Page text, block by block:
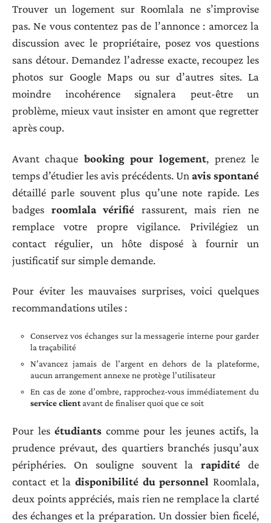
Trouver un logement sur Roomlala ne s’improvise
pas. Ne vous contentez pas de l’annonce : amorcez la
discussion avec le propriétaire, posez vos questions
sans détour. Demandez l’adresse exacte, recoupez les
photos sur Google Maps ou sur d’autres sites. La
moindre incohérence signalera peut-être un
problème, mieux vaut insister en amont que regretter
après coup.
Avant chaque booking pour logement, prenez le
temps d’étudier les avis précédents. Un avis spontané
détaillé parle souvent plus qu’une note rapide. Les
badges roomlala vérifié rassurent, mais rien ne
remplace votre propre vigilance. Privilégiez un
contact régulier, un hôte disposé à fournir un
justificatif sur simple demande.
Pour éviter les mauvaises surprises, voici quelques
recommandations utiles :
Conservez vos échanges sur la messagerie interne pour garder
la traçabilité
N’avancez jamais de l’argent en dehors de la plateforme,
aucun arrangement annexe ne protège l’utilisateur
En cas de zone d’ombre, rapprochez-vous immédiatement du
service clientavant de finaliser quoi que ce soit
Pour les étudiants comme pour les jeunes actifs, la
prudence prévaut, des quartiers branchés jusqu’aux
périphéries. On souligne souvent larapidité de
contact et la disponibilité du personnel Roomlala,
deux points appréciés, mais rien ne remplace la clarté
des échanges et la préparation. Un dossier bien ficelé,